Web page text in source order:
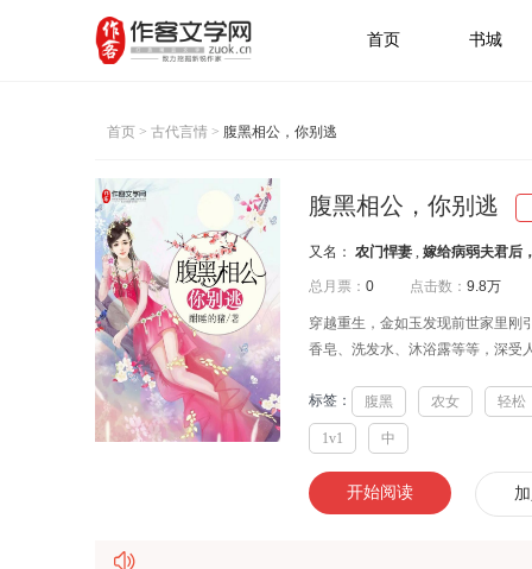
首页 书城
首页 > 古代言情 > 腹黑相公，你别逃
腹黑相公，你别逃
又名： 农门悍妻 嫁给病弱夫君后
总月票： 0 点击数： 9.8万
穿越重生，金如玉发现前世家里刚
香皂、洗发水、沐浴露等等，深受
标签： 腹黑 农女 轻松
1v1 中
开始阅读